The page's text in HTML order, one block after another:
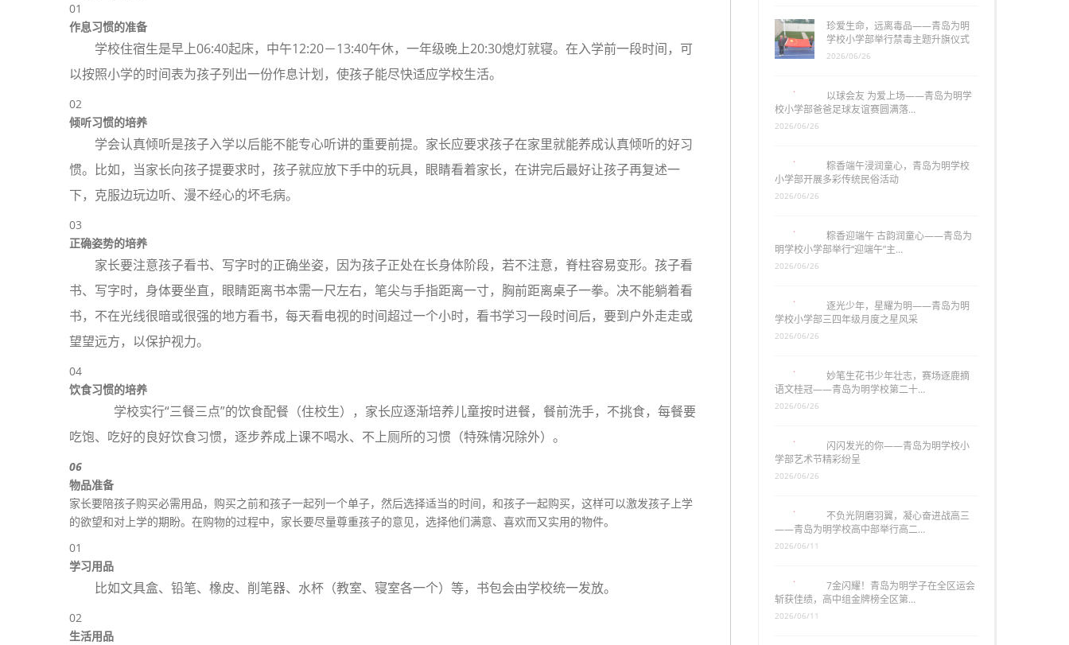
01
作息习惯的准备
学校住宿生是早上06:40起床，中午12:20－13:40午休，一年级晚上20:30熄灯就寝。在入学前一段时间，可
以按照小学的时间表为孩子列出一份作息计划，使孩子能尽快适应学校生活。
02
倾听习惯的培养
学会认真倾听是孩子入学以后能不能专心听讲的重要前提。家长应要求孩子在家里就能养成认真倾听的好习
惯。比如，当家长向孩子提要求时，孩子就应放下手中的玩具，眼睛看着家长，在讲完后最好让孩子再复述一
下，克服边玩边听、漫不经心的坏毛病。
03
正确姿势的培养
家长要注意孩子看书、写字时的正确坐姿，因为孩子正处在长身体阶段，若不注意，脊柱容易变形。孩子看
书、写字时，身体要坐直，眼睛距离书本需一尺左右，笔尖与手指距离一寸，胸前距离桌子一拳。决不能躺着看
书，不在光线很暗或很强的地方看书，每天看电视的时间超过一个小时，看书学习一段时间后，要到户外走走或
望望远方，以保护视力。
04
饮食习惯的培养
学校实行“三餐三点”的饮食配餐（住校生），家长应逐渐培养儿童按时进餐，餐前洗手，不挑食，每餐要
吃饱、吃好的良好饮食习惯，逐步养成上课不喝水、不上厕所的习惯（特殊情况除外）。
06
物品准备
家长要陪孩子购买必需用品，购买之前和孩子一起列一个单子，然后选择适当的时间，和孩子一起购买，这样可以激发孩子上学
的欲望和对上学的期盼。在购物的过程中，家长要尽量尊重孩子的意见，选择他们满意、喜欢而又实用的物件。
01
学习用品
比如文具盒、铅笔、橡皮、削笔器、水杯（教室、寝室各一个）等，书包会由学校统一发放。
02
生活用品
珍爱生命，远离毒品——青岛为明
学校小学部举行禁毒主题升旗仪式
2026/06/26
以球会友 为爱上场——青岛为明学
校小学部爸爸足球友谊赛圆满落…
粽香端午浸润童心，青岛为明学校
小学部开展多彩传统民俗活动
粽香迎端午 古韵润童心——青岛为
明学校小学部举行“迎端午”主…
逐光少年，星耀为明——青岛为明
学校小学部三四年级月度之星风采
妙笔生花书少年壮志，赛场逐鹿摘
语文桂冠——青岛为明学校第二十…
闪闪发光的你——青岛为明学校小
学部艺术节精彩纷呈
不负光阴磨羽翼，凝心奋进战高三
——青岛为明学校高中部举行高二…
7金闪耀！青岛为明学子在全区运会
斩获佳绩，高中组金牌榜全区第…